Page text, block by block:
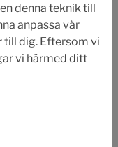
denna teknik till
anpassa vår
till dig. Eftersom vi
vi härmed ditt